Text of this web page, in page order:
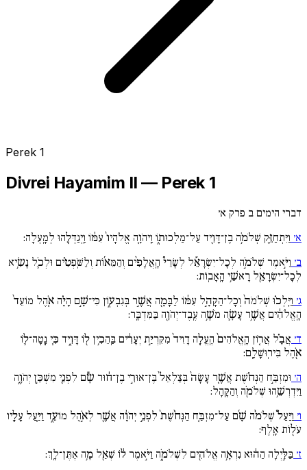
Perek 1
Divrei Hayamim II — Perek 1
דברי הימים ב פרק א׳
א׳ וַיִּתְחַזֵּ֛ק שְׁלֹמֹ֥ה בֶן־דָּוִ֖יד עַל־מַלְכוּת֑וֹ וַֽיהֹוָ֚ה אֱלֹהָיו֙ עִמּ֔וֹ וַֽיְגַדְּלֵ֖הוּ לְמָֽעְלָה:
ב׳ וַיֹּ֣אמֶר שְׁלֹמֹ֣ה לְכָל־יִשְׂרָאֵ֡ל לְשָׂרֵי֩ הָֽאֲלָפִ֨ים וְהַמֵּא֜וֹת וְלַשֹּֽׁפְטִ֗ים וּלְכֹ֛ל נָשִׂ֥יא
לְכָל־יִשְׂרָאֵ֖ל רָאשֵׁ֥י הָֽאָבֽוֹת:
ג׳ וַיֵּֽלְכ֗וּ שְׁלֹמֹה֙ וְכָל־הַקָּהָ֣ל עִמּ֔וֹ לַבָּמָ֖ה אֲשֶׁ֣ר בְּגִבְע֑וֹן כִּי־שָׁ֣ם הָיָ֗ה אֹ֚הֶל מוֹעֵד֙
הָֽאֱלֹהִ֔ים אֲשֶׁ֥ר עָשָׂ֛ה מֹשֶׁ֥ה עֶֽבֶד־יְהֹוָ֖ה בַּמִּדְבָּֽר:
ד׳ אֲבָ֗ל אֲר֚וֹן הָֽאֱלֹהִים֙ הֶֽעֱלָ֚ה דָוִיד֙ מִקִּרְיַ֣ת יְעָרִ֔ים בַּֽהֵכִ֥ין ל֖וֹ דָּוִ֑יד כִּ֧י נָֽטָה־ל֛וֹ
אֹ֖הֶל בִּירֽוּשָׁלִָֽם:
ה׳ וּמִזְבַּ֣ח הַנְּחֹ֗שֶׁת אֲשֶׁ֚ר עָשָׂה֙ בְּצַלְאֵל֙ בֶּן־אוּרִ֣י בֶן־ח֔וּר שָׂ֕ם לִפְנֵ֖י מִשְׁכַּ֣ן יְהֹוָ֑ה
וַיִּדְרְשֵׁ֥הוּ שְׁלֹמֹ֖ה וְהַקָּֽהָל:
ו׳ וַיַּעַל֩ שְׁלֹמֹ֨ה שָׁ֜ם עַל־מִזְבַּ֚ח הַנְּחֹ֙שֶׁת֙ לִפְנֵ֣י יְהֹוָ֔ה אֲשֶׁ֖ר לְאֹ֣הֶל מוֹעֵ֑ד וַיַּ֧עַל עָלָ֛יו
עֹל֖וֹת אָֽלֶף:
ז׳ בַּלַּ֣יְלָה הַה֔וּא נִרְאָ֥ה אֱלֹהִ֖ים לִשְׁלֹמֹ֑ה וַיֹּ֣אמֶר ל֔וֹ שְׁאַ֖ל מָ֥ה אֶתֶּן־לָֽךְ: